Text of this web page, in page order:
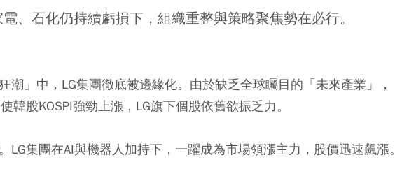
、石化仍持續虧損下，組織重整與策略聚焦勢在必行。
潮」中，LG集團徹底被邊緣化。由於缺乏全球矚目的「未來產業」，
韓股KOSPI強勁上漲，LG旗下個股依舊欲振乏力。
LG集團在AI與機器人加持下，一躍成為市場領漲主力，股價迅速飆漲。